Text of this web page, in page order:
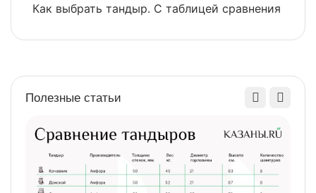
Как выбрать тандыр. С таблицей сравнения
Полезные статьи